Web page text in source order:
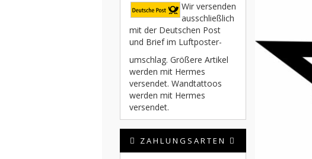
Wir versenden
ausschließlich
mit der Deutschen Post
und Brief im Luftposter-
umschlag. Größere Artikel
werden mit Hermes
versendet. Wandtattoos
werden mit Hermes
versendet.
ZAHLUNGSARTEN